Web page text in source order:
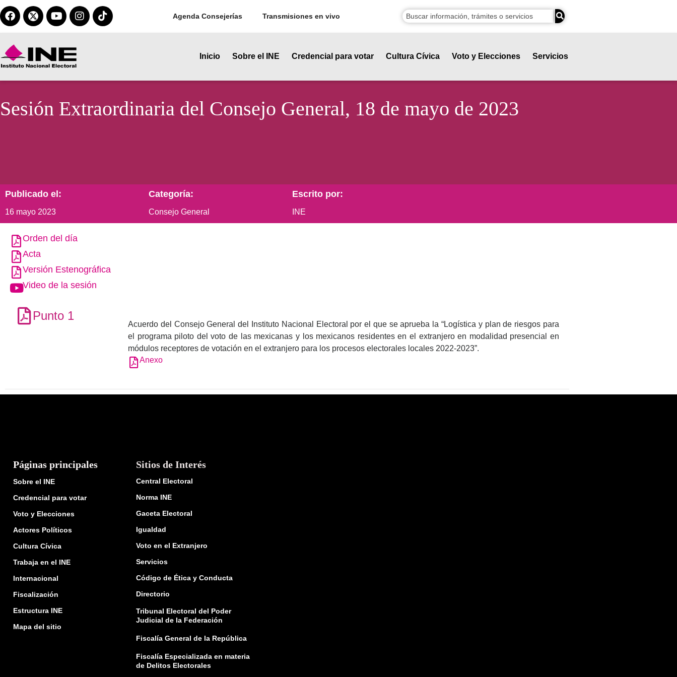
Agenda Consejerías Transmisiones en vivo
Inicio Sobre el INE Credencial para votar Cultura Cívica Voto y Elecciones Servicios
Sesión Extraordinaria del Consejo General, 18 de mayo de 2023
Publicado el:
16 mayo 2023
Categoría:
Consejo General
Escrito por:
INE
Orden del día
Acta
Versión Estenográfica
Video de la sesión
Punto 1
Acuerdo del Consejo General del Instituto Nacional Electoral por el que se aprueba la “Logística y plan de riesgos para
el programa piloto del voto de las mexicanas y los mexicanos residentes en el extranjero en modalidad presencial en
módulos receptores de votación en el extranjero para los procesos electorales locales 2022-2023”.
Anexo
Páginas principales
Sobre el INE
Credencial para votar
Voto y Elecciones
Actores Políticos
Cultura Cívica
Trabaja en el INE
Internacional
Fiscalización
Estructura INE
Mapa del sitio
Sitios de Interés
Central Electoral
Norma INE
Gaceta Electoral
Igualdad
Voto en el Extranjero
Servicios
Código de Ética y Conducta
Directorio
Tribunal Electoral del Poder
Judicial de la Federación
Fiscalía General de la República
Fiscalía Especializada en materia
de Delitos Electorales